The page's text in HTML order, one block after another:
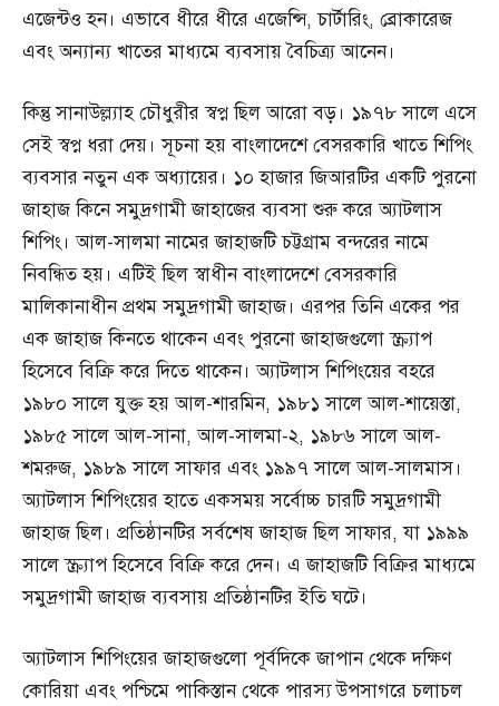
এজেন্টও হন। এভাবে ধীরে ধীরে এজেন্সি, চার্টারিং, ব্রোকারেজ
এবং অন্যান্য খাতের মাধ্যমে ব্যবসায় বৈচিত্র্য আনেন।
কিন্তু সানাউল্ল্যাহ চৌধুরীর স্বপ্ন ছিল আরো বড়। ১৯৭৮ সালে এসে
সেই স্বপ্ন ধরা দেয়। সূচনা হয় বাংলাদেশে বেসরকারি খাতে শিপিং
ব্যবসার নতুন এক অধ্যায়ের। ১০ হাজার জিআরটির একটি পুরনো
জাহাজ কিনে সমুদ্রগামী জাহাজের ব্যবসা শুরু করে অ্যাটলাস
শিপিং। আল-সালমা নামের জাহাজটি চট্টগ্রাম বন্দরের নামে
নিবন্ধিত হয়। এটিই ছিল স্বাধীন বাংলাদেশে বেসরকারি
মালিকানাধীন প্রথম সমুদ্রগামী জাহাজ। এরপর তিনি একের পর
এক জাহাজ কিনতে থাকেন এবং পুরনো জাহাজগুলো স্ক্র্যাপ
হিসেবে বিক্রি করে দিতে থাকেন। অ্যাটলাস শিপিংয়ের বহরে
১৯৮০ সালে যুক্ত হয় আল-শারমিন, ১৯৮১ সালে আল-শায়েস্তা,
১৯৮৫ সালে আল-সানা, আল-সালমা-২, ১৯৮৬ সালে আল-
শমরুজ, ১৯৮৯ সালে সাফার এবং ১৯৯৭ সালে আল-সালমাস।
অ্যাটলাস শিপিংয়ের হাতে একসময় সর্বোচ্চ চারটি সমুদ্রগামী
জাহাজ ছিল। প্রতিষ্ঠানটির সর্বশেষ জাহাজ ছিল সাফার, যা ১৯৯৯
সালে স্ক্র্যাপ হিসেবে বিক্রি করে দেন। এ জাহাজটি বিক্রির মাধ্যমে
সমুদ্রগামী জাহাজ ব্যবসায় প্রতিষ্ঠানটির ইতি ঘটে।
অ্যাটলাস শিপিংয়ের জাহাজগুলো পূর্বদিকে জাপান থেকে দক্ষিণ
কোরিয়া এবং পশ্চিমে পাকিস্তান থেকে পারস্য উপসাগরে চলাচল